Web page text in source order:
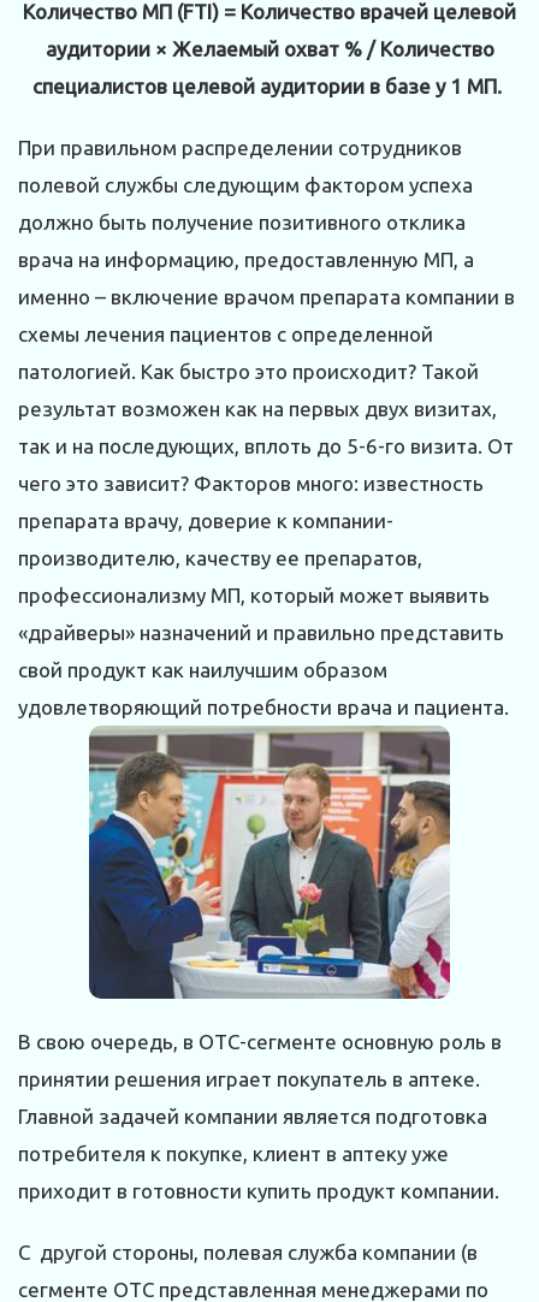
Количество МП (FTI) = Количество врачей целевой
аудитории × Желаемый охват % / Количество
специалистов целевой аудитории в базе у 1 МП.
При правильном распределении сотрудников
полевой службы следующим фактором успеха
должно быть получение позитивного отклика
врача на информацию, предоставленную МП, а
именно – включение врачом препарата компании в
схемы лечения пациентов с определенной
патологией. Как быстро это происходит? Такой
результат возможен как на первых двух визитах,
так и на последующих, вплоть до 5-6-го визита. От
чего это зависит? Факторов много: известность
препарата врачу, доверие к компании-
производителю, качеству ее препаратов,
профессионализму МП, который может выявить
«драйверы» назначений и правильно представить
свой продукт как наилучшим образом
удовлетворяющий потребности врача и пациента.
В свою очередь, в ОТС-сегменте основную роль в
принятии решения играет покупатель в аптеке.
Главной задачей компании является подготовка
потребителя к покупке, клиент в аптеку уже
приходит в готовности купить продукт компании.
С другой стороны, полевая служба компании (в
сегменте ОТС представленная менеджерами по